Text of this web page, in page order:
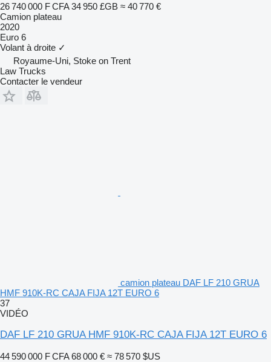
26 740 000 F CFA 34 950 £GB ≈ 40 770 €
Camion plateau
2020
Euro 6
Volant à droite ✓
Royaume-Uni, Stoke on Trent
Law Trucks
Contacter le vendeur
camion plateau DAF LF 210 GRUA
HMF 910K-RC CAJA FIJA 12T EURO 6
37
VIDÉO
DAF LF 210 GRUA HMF 910K-RC CAJA FIJA 12T EURO 6
44 590 000 F CFA 68 000 € ≈ 78 570 $US